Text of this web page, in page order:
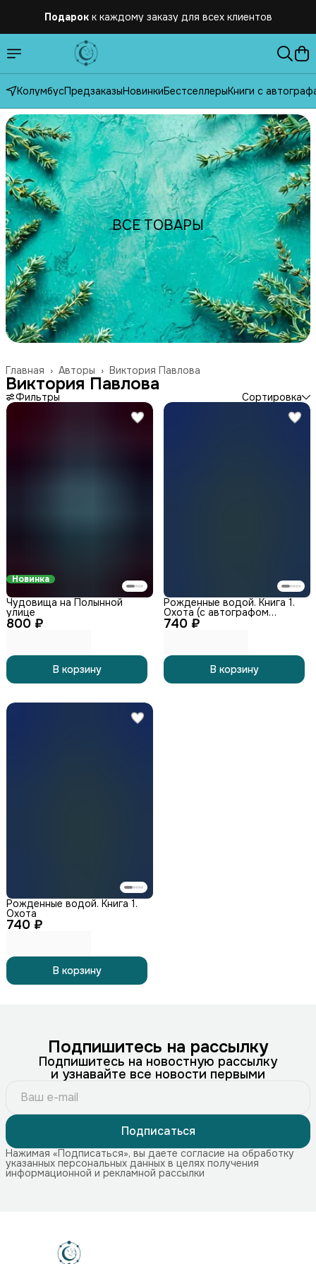
Подарок к каждому заказу для всех клиентов
Бесплатная доставка по России от 2500 рублей
КолумбусПредзаказыНовинкиБестселлерыКниги с
ВСЕ ТОВАРЫ
Виктория Павлова
Авторы ›
Главная ›
Виктория Павлова
Фильтры Сортировка
Новинка
800 ₽
Чудовища на Полынной
улице
В корзину
740 ₽
Рожденные водой. Книга 1.
Охота (с автографом
автора)
В корзину
740 ₽
Рожденные водой. Книга 1.
Охота
В корзину
Подпишитесь на рассылку
Подпишитесь на новостную рассылку
и узнавайте все новости первыми
Подписаться
Нажимая «Подписаться», вы даете согласие на обработку
указанных персональных данных в целях получения
информационной и рекламной рассылки